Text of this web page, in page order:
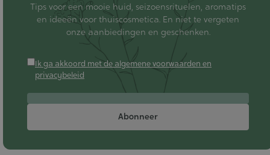
Tips voor een mooie huid, seizoensrituelen, aromatips
en ideeën voor thuiscosmetica. En niet te vergeten
onze aanbiedingen en geschenken.
Ik ga akkoord met de algemene voorwaarden en
privacybeleid
Abonneer